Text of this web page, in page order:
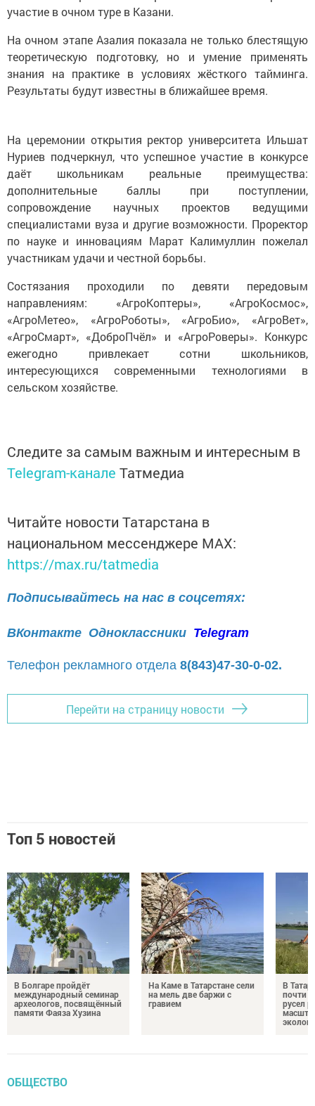
участие в очном туре в Казани.
На очном этапе Азалия показала не только блестящую
теоретическую подготовку, но и умение применять
знания на практике в условиях жёсткого тайминга.
Результаты будут известны в ближайшее время.
На церемонии открытия ректор университета Ильшат
Нуриев подчеркнул, что успешное участие в конкурсе
даёт школьникам реальные преимущества:
дополнительные баллы при поступлении,
сопровождение научных проектов ведущими
специалистами вуза и другие возможности. Проректор
по науке и инновациям Марат Калимуллин пожелал
участникам удачи и честной борьбы.
Состязания проходили по девяти передовым
направлениям: «АгроКоптеры», «АгроКосмос»,
«АгроМетео», «АгроРоботы», «АгроБио», «АгроВет»,
«АгроСмарт», «ДоброПчёл» и «АгроРоверы». Конкурс
ежегодно привлекает сотни школьников,
интересующихся современными технологиями в
сельском хозяйстве.
Следите за самым важным и интересным в
Telegram-канале Татмедиа
Читайте новости Татарстана в
национальном мессенджере MАХ:
https://max.ru/tatmedia
Подписывайтесь на нас в соцсетях:
ВКонтакте Одноклассники Telegram
Телефон рекламного отдела 8(843)47-30-0-02.
Перейти на страницу новости
Топ 5 новостей
В Болгаре пройдёт
международный семинар
археологов, посвящённый
памяти Фаяза Хузина
На Каме в Татарстане сели
на мель две баржи с
гравием
В
почти
русел
ОБЩЕСТВО